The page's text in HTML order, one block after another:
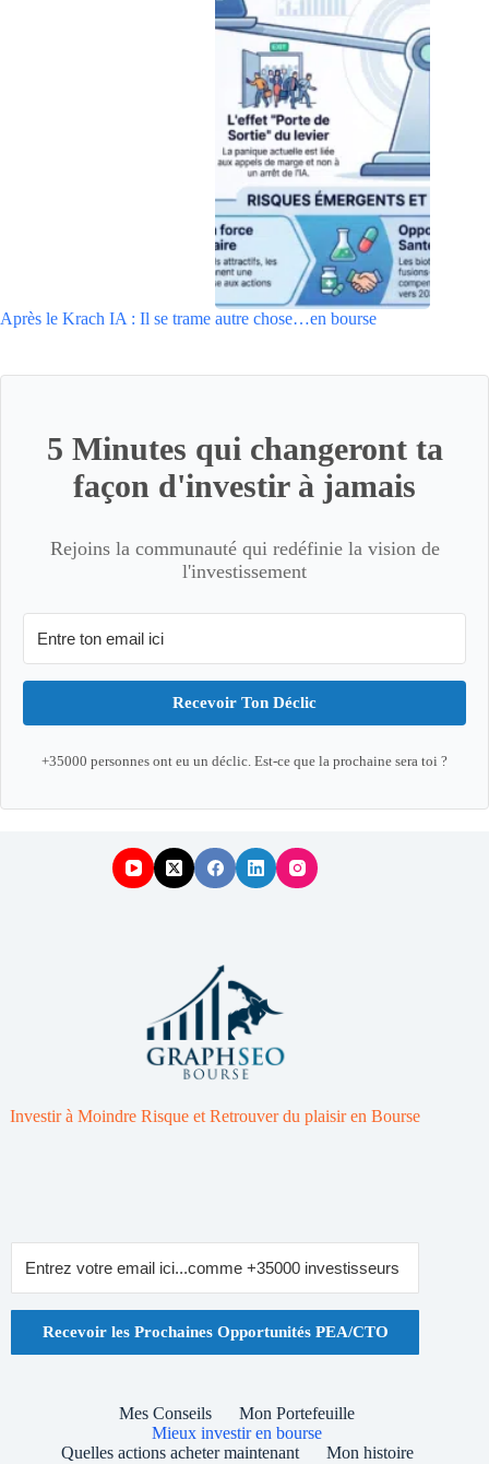
Après le Krach IA : Il se trame autre chose…en bourse
5 Minutes qui changeront ta
façon d'investir à jamais
Rejoins la communauté qui redéfinie la vision de
l'investissement
Recevoir Ton Déclic
+35000 personnes ont eu un déclic. Est-ce que la prochaine sera toi ?
Investir à Moindre Risque et Retrouver du plaisir en Bourse
Recevoir les Prochaines Opportunités PEA/CTO
Mes Conseils
Mon Portefeuille
Mieux investir en bourse
Quelles actions acheter maintenant
Mon histoire